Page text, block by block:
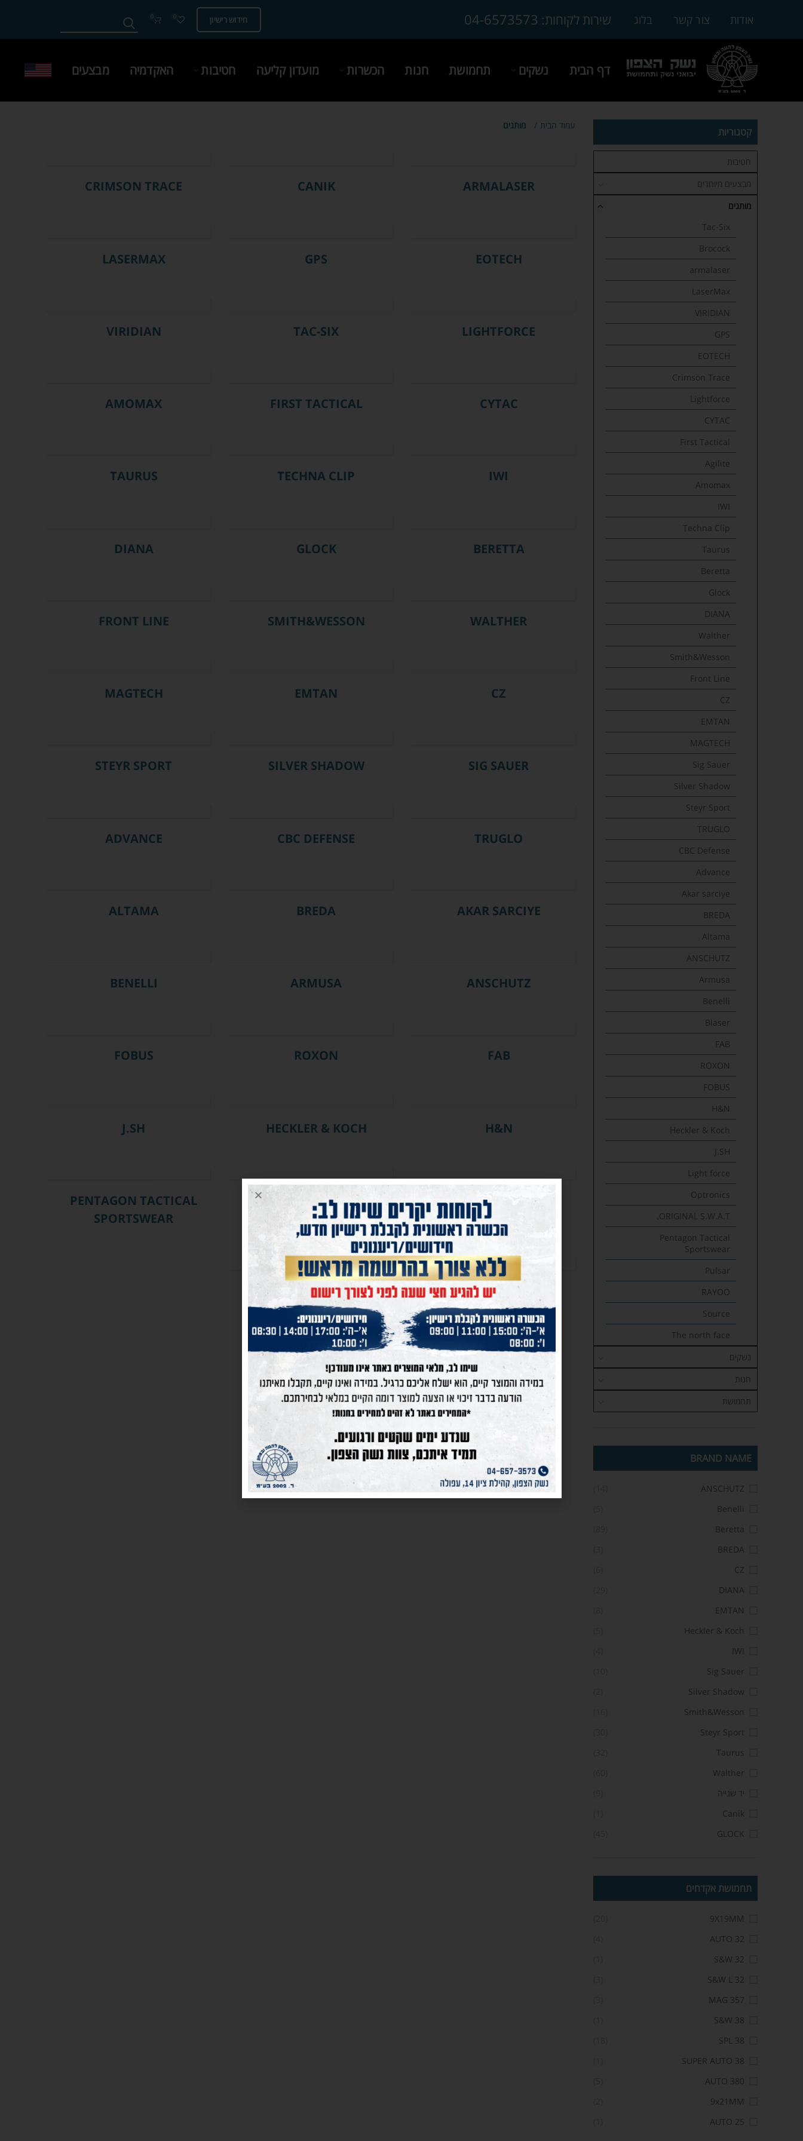
אודות צור קשר בלוג שירות לקוחות: 04-6573573 חידוש רישיון 0
0
דף הבית נשקים תחמושת חנות הכשרות מועדון קליעה חטיבות האקדמיה מבצעים
עמוד הבית מותגים
ARMALASER
CANIK
CRIMSON TRACE
EOTECH
GPS
LASERMAX
LIGHTFORCE
TAC-SIX
VIRIDIAN
CYTAC
FIRST TACTICAL
AMOMAX
IWI
TECHNA CLIP
TAURUS
BERETTA
GLOCK
DIANA
WALTHER
SMITH&WESSON
FRONT LINE
CZ
EMTAN
MAGTECH
SIG SAUER
SILVER SHADOW
STEYR SPORT
TRUGLO
CBC DEFENSE
ADVANCE
AKAR SARCIYE
BREDA
ALTAMA
ANSCHUTZ
ARMUSA
BENELLI
FAB
ROXON
FOBUS
H&N
HECKLER & KOCH
J.SH
OPTRONICS
ORIGINAL S.W.A.T.
PENTAGON TACTICAL
SPORTSWEAR
PULSAR
RAYOO
קטגוריות
חטיבות
מבצעים מיוחדים
מותגים
Tac-Six
Brocock
armalaser
LaserMax
VIRIDIAN
GPS
EOTECH
Crimson Trace
Lightforce
CYTAC
First Tactical
Agilite
Amomax
IWI
Techna Clip
Taurus
Beretta
Glock
DIANA
Walther
Smith&Wesson
Front Line
CZ
EMTAN
MAGTECH
Sig Sauer
Silver Shadow
Steyr Sport
TRUGLO
CBC Defense
Advance
Akar sarciye
BREDA
Altama
ANSCHUTZ
Armusa
Benelli
Blaser
FAB
ROXON
FOBUS
H&N
Heckler & Koch
J.SH
Light force
Optronics
ORIGINAL S.W.A.T.
Pentagon Tactical
Sportswear
Pulsar
RAYOO
Source
The north face
נשקים
חנות
תחמושת
BRAND NAME
ANSCHUTZ
Benelli
Beretta
BREDA
CZ
DIANA
EMTAN
Heckler & Koch
IWI
Sig Sauer
Silver Shadow
Smith&Wesson
Steyr Sport
Taurus
Walther
יד שנייה
Canik
GLOCK
תחמושת אקדחים
9X19MM
32 AUTO
32 S&W
32 S&W L
357 MAG
38 S&W
38 SPL
38 SUPER AUTO
380 AUTO
9x21MM
25 AUTO